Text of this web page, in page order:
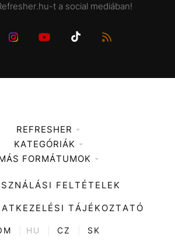
t a social mediában!
REFRESHER
Médiaajánlat
KATEGÓRIÁK
Zene
Divat
Kultúra
ENTR
FORMÁTUMOK
FELTÉTELEK
TÁJÉKOZTATÓ
HU CZ SK